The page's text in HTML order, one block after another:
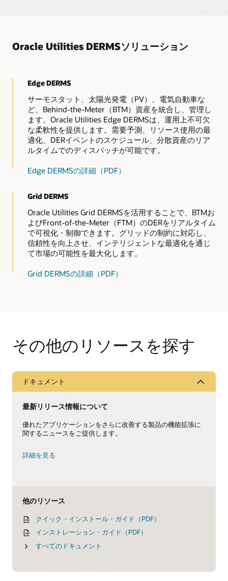
Oracle Utilities DERMSソリューション
Edge DERMS
サーモスタット、太陽光発電（PV）、電気自動車な
ど、Behind-the-Meter（BTM）資産を統合し、管理し
ます。Oracle Utilities Edge DERMSは、運用上不可欠
な柔軟性を提供します。需要予測、リソース使用の最
適化、DERイベントのスケジュール、分散資産のリア
ルタイムでのディスパッチが可能です。
Edge DERMSの詳細（PDF）
Grid DERMS
Oracle Utilities Grid DERMSを活用することで、BTMお
よびFront-of-the-Meter（FTM）のDERをリアルタイム
で可視化・制御できます。グリッドの制約に対応し、
信頼性を向上させ、インテリジェントな最適化を通じ
て市場の可能性を最大化します。
Grid DERMSの詳細（PDF）
その他のリソースを探す
ドキュメント
最新リリース情報について
優れたアプリケーションをさらに改善する製品の機能拡張に
関するニュースをご提供します。
詳細を見る
他のリソース
クイック・インストール・ガイド（PDF）
インストレーション・ガイド（PDF）
すべてのドキュメント